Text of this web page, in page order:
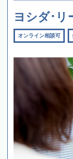
ヨシダ･リ
オンライン相談可